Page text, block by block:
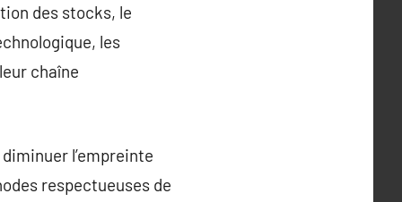
des stocks, le
les
chaîne
l’empreinte
respectueuses de